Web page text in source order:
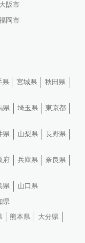
大阪市
岡市
県 宮城県
秋田県
県 埼玉県
東京都
県 山梨県
長野県
府 兵庫県
奈良県
県
山口県
県
熊本県
大分県